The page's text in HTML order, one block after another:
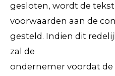
gesloten, wordt de
voorwaarden aan de
gesteld. Indien dit
zal de
ondernemer voordat